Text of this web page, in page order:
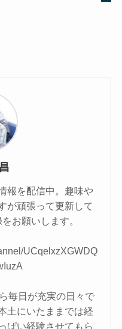
報を配信中。趣味や
が頑張って更新して
お願いします。
UCqelxzXGWDQ
毎日が充実の日々で
土にいたままでは経
ぱい経験させてもら